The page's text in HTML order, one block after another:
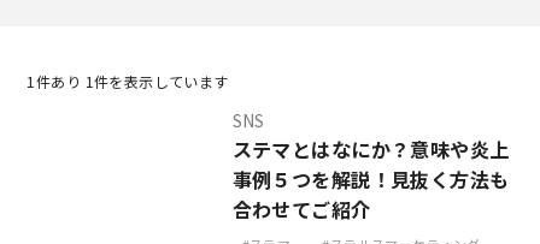
1 件あり 1件を表示しています
SNS
ステマとはなにか？意味や炎上
事例５つを解説！見抜く方法も
合わせてご紹介